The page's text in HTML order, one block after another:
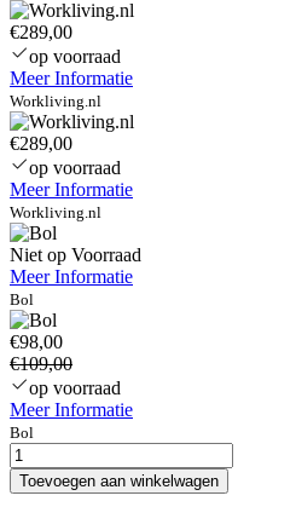
€289,00
op voorraad
Meer Informatie
Workliving.nl
€289,00
op voorraad
Meer Informatie
Workliving.nl
Niet op Voorraad
Meer Informatie
Bol
€98,00
€109,00
op voorraad
Meer Informatie
Bol
hp-
prodesk-
600-
Toevoegen aan winkelwagen